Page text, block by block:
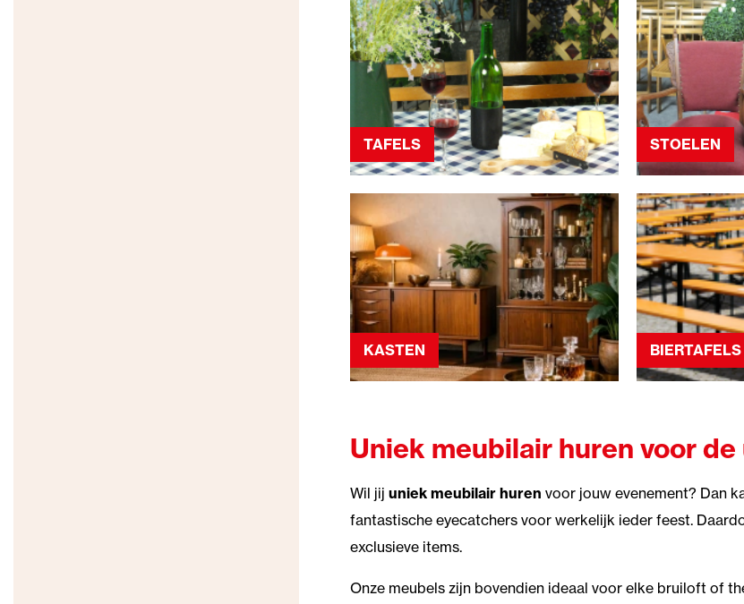
TAFELS STOELEN
KASTEN
Uniek meubilair huren voor
Wil jijuniek meubilair huren voor jouw evenement? Dan
fantastische eyecatchers voor werkelijk ieder feest.
exclusieve items.
Onze meubels zijn bovendien ideaal voor elke bruiloft of